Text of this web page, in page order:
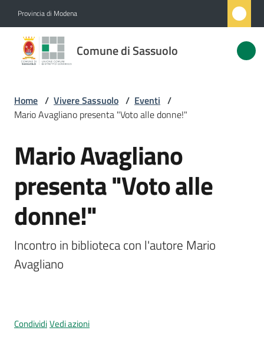
Provincia di Modena
Comune di Sassuolo
Comune
di
Novità
Servizi
Vivere
Menu selezionato
l
Home / Vivere Sassuolo / Eventi /
Mario Avagliano presenta "Voto alle donne!"
Salta al contenuto
Mario Avagliano
presenta "Voto alle
donne!"
Incontro in biblioteca con l'autore Mario
Avagliano
CondividiVedi azioni